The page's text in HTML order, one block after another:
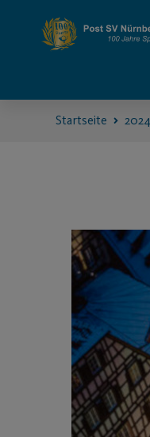
Startseite 2024